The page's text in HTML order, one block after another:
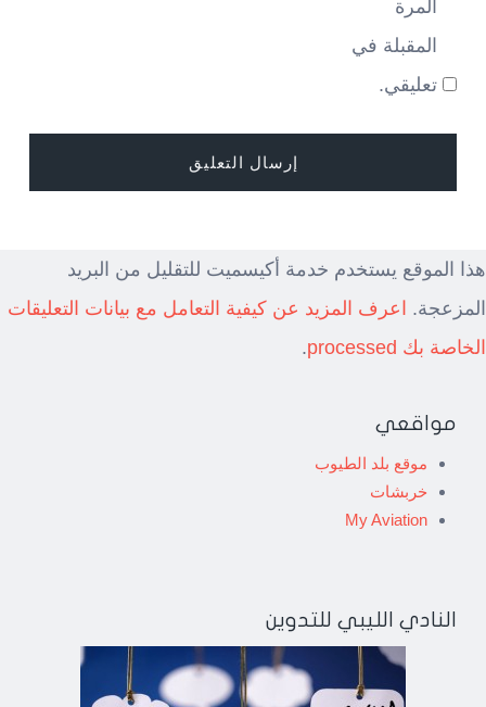
المرة
المقبلة في
تعليقي.
هذا الموقع يستخدم خدمة أكيسميت للتقليل من البريد
المزعجة.
اعرف المزيد عن كيفية التعامل مع بيانات التعليقات
الخاصة بك processed
.
مواقعي
موقع بلد الطيوب
خربشات
My Aviation
النادي الليبي للتدوين